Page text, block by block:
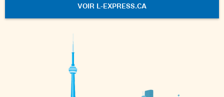
VOIR L-EXPRESS.CA